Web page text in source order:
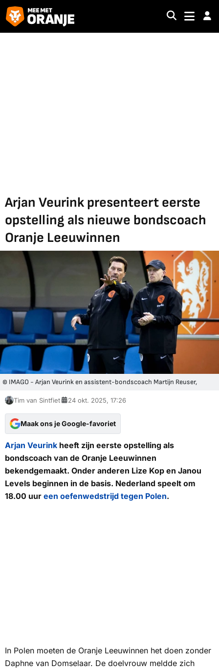
Arjan Veurink presenteert eerste
opstelling als nieuwe bondscoach
Oranje Leeuwinnen
© IMAGO - Arjan Veurink en assistent-bondscoach Martijn Reuser,
Tim van Sintfiet 24 okt. 2025, 17:26
Maak ons je Google-favoriet
Arjan Veurink heeft zijn eerste opstelling als
bondscoach van de Oranje Leeuwinnen
bekendgemaakt. Onder anderen Lize Kop en Janou
Levels beginnen in de basis. Nederland speelt om
18.00 uur een oefenwedstrijd tegen Polen.
In Polen moeten de Oranje Leeuwinnen het doen zonder
Daphne van Domselaar. De doelvrouw meldde zich